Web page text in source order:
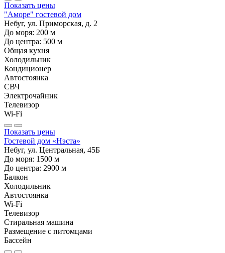
Показать цены
"Аморе" гостевой дом
Небуг, ул. Приморская, д. 2
До моря: 200 м
До центра: 500 м
Общая кухня
Холодильник
Кондиционер
Автостоянка
СВЧ
Электрочайник
Телевизор
Wi-Fi
Показать цены
Гостевой дом «Нэста»
Небуг, ул. Центральная, 45Б
До моря: 1500 м
До центра: 2900 м
Балкон
Холодильник
Автостоянка
Wi-Fi
Телевизор
Стиральная машина
Размещение с питомцами
Бассейн